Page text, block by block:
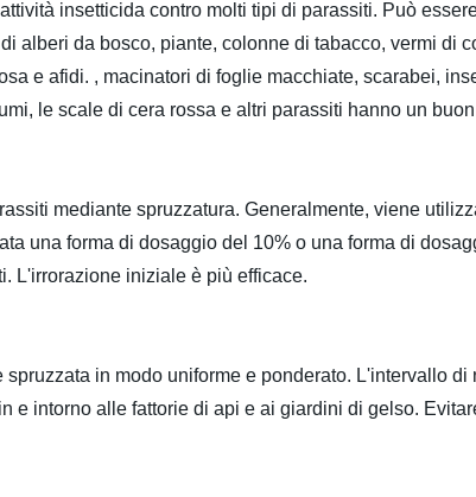
insetticida contro molti tipi di parassiti. Può
alberi da bosco, piante, colonne di tabacco, vermi di
e afidi. , macinatori di foglie macchiate, scarabei,
le scale di cera rossa e altri parassiti hanno un
mediante spruzzatura. Generalmente, viene
una forma di dosaggio del 10% o una forma di
L'irrorazione iniziale è più efficace.
in modo uniforme e ponderato. L'intervallo
e intorno alle fattorie di api e ai giardini di gelso.